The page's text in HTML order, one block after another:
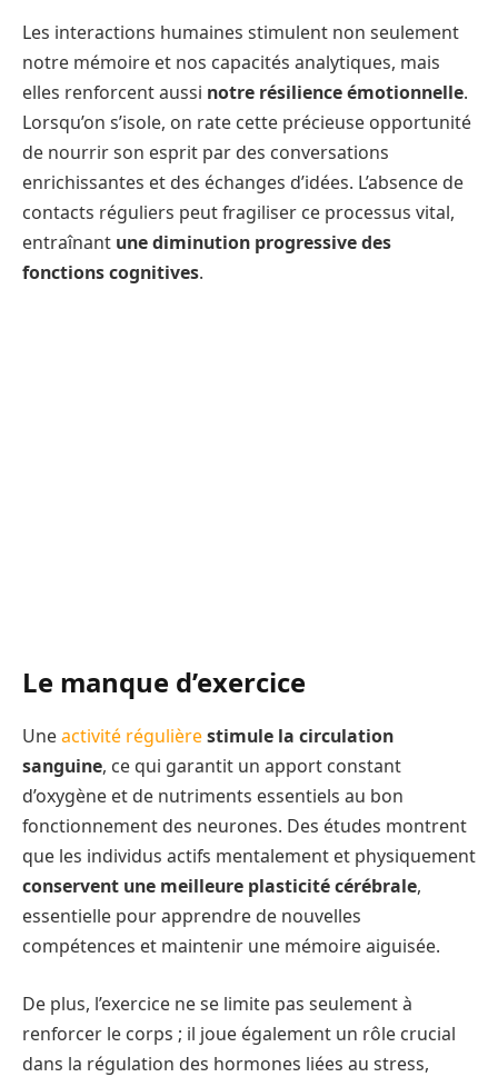
Les interactions humaines stimulent non seulement
notre mémoire et nos capacités analytiques, mais
elles renforcent aussi notre résilience émotionnelle.
Lorsqu’on s’isole, on rate cette précieuse opportunité
de nourrir son esprit par des conversations
enrichissantes et des échanges d’idées. L’absence de
contacts réguliers peut fragiliser ce processus vital,
entraînant une diminution progressive des
fonctions cognitives.
Le manque d’exercice
Uneactivité régulièrestimule la circulation
sanguine, ce qui garantit un apport constant
d’oxygène et de nutriments essentiels au bon
fonctionnement des neurones. Des études montrent
que les individus actifs mentalement et physiquement
conservent une meilleure plasticité cérébrale,
essentielle pour apprendre de nouvelles
compétences et maintenir une mémoire aiguisée.
De plus, l’exercice ne se limite pas seulement à
renforcer le corps ; il joue également un rôle crucial
dans la régulation des hormones liées au stress,